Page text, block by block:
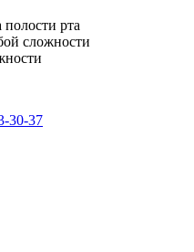
рта
сложности
30-37